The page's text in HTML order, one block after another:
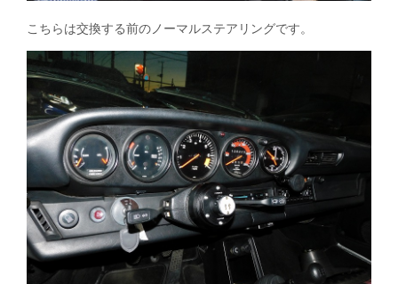
こちらは交換する前のノーマルステアリングです。